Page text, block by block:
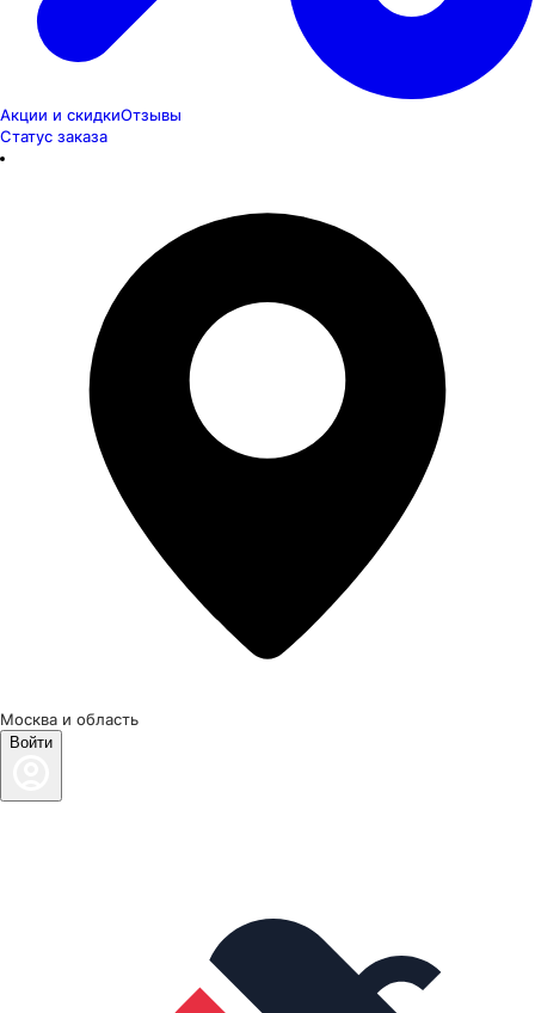
Акции и скидкиОтзывы
Статус заказа
Москва и область
Войти